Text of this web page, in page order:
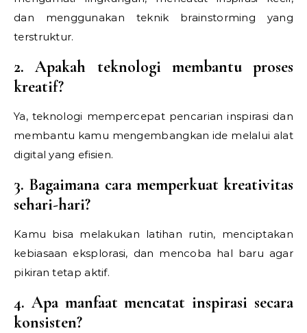
dan menggunakan teknik brainstorming yang
terstruktur.
2. Apakah teknologi membantu proses
kreatif?
Ya, teknologi mempercepat pencarian inspirasi dan
membantu kamu mengembangkan ide melalui alat
digital yang efisien.
3. Bagaimana cara memperkuat kreativitas
sehari-hari?
Kamu bisa melakukan latihan rutin, menciptakan
kebiasaan eksplorasi, dan mencoba hal baru agar
pikiran tetap aktif.
4. Apa manfaat mencatat inspirasi secara
konsisten?